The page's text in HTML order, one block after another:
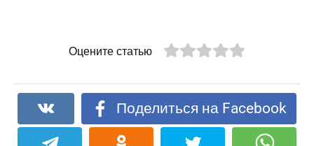
Оцените статью
Поделиться на Facebook